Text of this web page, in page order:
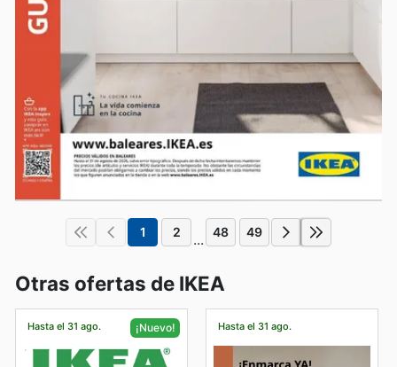
1 2 ... 48 49
Otras ofertas de IKEA
Hasta el 31 ago. ¡Nuevo! Hasta el 31 ago.